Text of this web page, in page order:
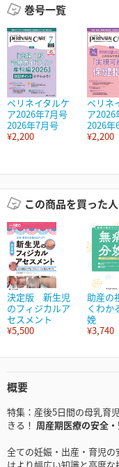
巻号一覧
ペリネイタルケ
ア2026年7月号
2026年7月号
¥2,200
ペリネ
ア2026
2026年
¥2,200
この商品を買った
決定版 新生児
のフィジカルア
セスメント
¥5,500
助産の
くわか
娩
¥3,740
概要
特集：産後5日間の母乳育
きる！ 周産期医療の安全
全ての妊娠・出産・育児